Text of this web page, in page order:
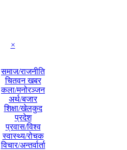
×
समाज/राजनीति
चितवन खबर
कला/मनोरञ्जन
अर्थ/बजार
शिक्षा/खेलकुद
प्रदेश
प्रवास/विश्व
स्वास्थ्य/रोचक
विचार/अन्तर्वार्ता